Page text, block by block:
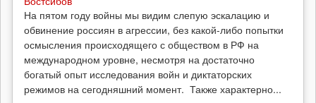
На пятом году войны мы видим слепую эскалацию и
обвинение россиян в агрессии, без какой-либо попытки
осмысления происходящего с обществом в РФ на
международном уровне, несмотря на достаточно
богатый опыт исследования войн и диктаторских
режимов на сегодняшний момент. Также характерно...